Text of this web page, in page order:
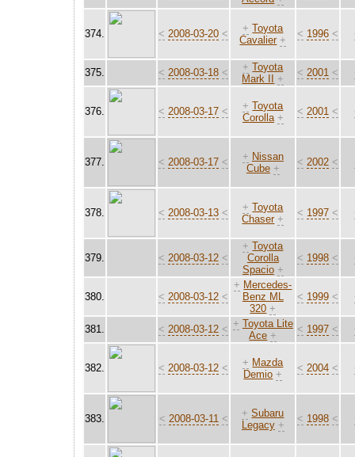
374. < 2008-03-20 < + Toyota
Cavalier +
< 1996 <
375. < 2008-03-18 < + Toyota
Mark II
+
< 2001 <
376. < 2008-03-17 < + Toyota
Corolla +
< 2001 <
377. < 2008-03-17 < + Nissan
Cube +
< 2002 <
378. < 2008-03-13 < + Toyota
Chaser +
< 1997 <
379. < 2008-03-12 <
+ Toyota
Corolla
Spacio +
< 1998 <
380. < 2008-03-12 <
+ Mercedes-
Benz ML
320 +
< 1999 <
381. < 2008-03-12 < + Toyota Lite
Ace +
< 1997 <
382. < 2008-03-12 < + Mazda
Demio +
< 2004 <
383. < 2008-03-11 < + Subaru
Legacy +
< 1998 <